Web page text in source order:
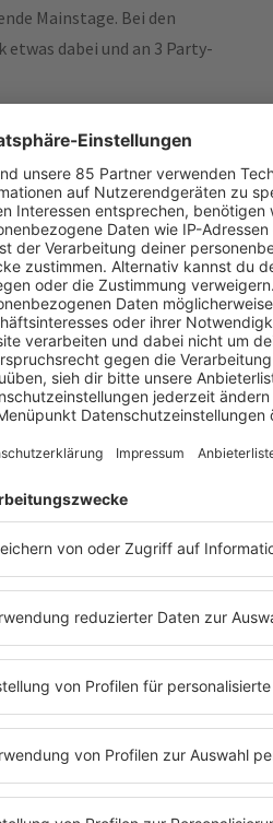
Mainstage. Bei den
etwas dabei und an 3 Party-